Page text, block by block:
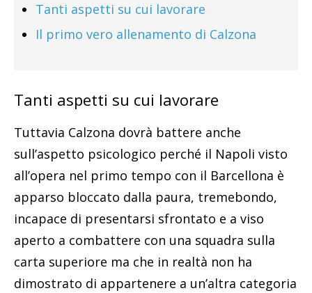
Tanti aspetti su cui lavorare
Il primo vero allenamento di Calzona
Tanti aspetti su cui lavorare
Tuttavia Calzona dovrà battere anche
sull’aspetto psicologico perché il Napoli visto
all’opera nel primo tempo con il Barcellona è
apparso bloccato dalla paura, tremebondo,
incapace di presentarsi sfrontato e a viso
aperto a combattere con una squadra sulla
carta superiore ma che in realtà non ha
dimostrato di appartenere a un’altra categoria